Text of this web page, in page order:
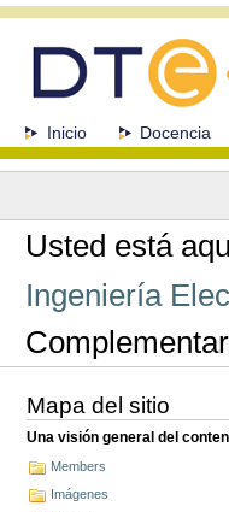
navegación
SeccionesInicio Docencia
Herramientas
Usted está
Ingeniería
Mapa del sitio
Una visión general del
Members
Imágenes